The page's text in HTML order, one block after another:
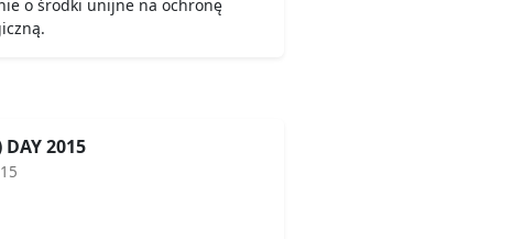
o środki unijne na ochronę
DAY 2015